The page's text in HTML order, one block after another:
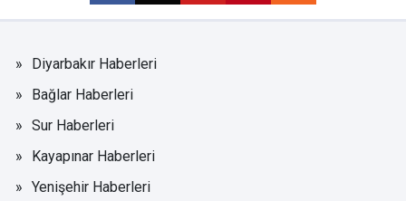
Diyarbakır Haberleri
Bağlar Haberleri
Sur Haberleri
Kayapınar Haberleri
Yenişehir Haberleri